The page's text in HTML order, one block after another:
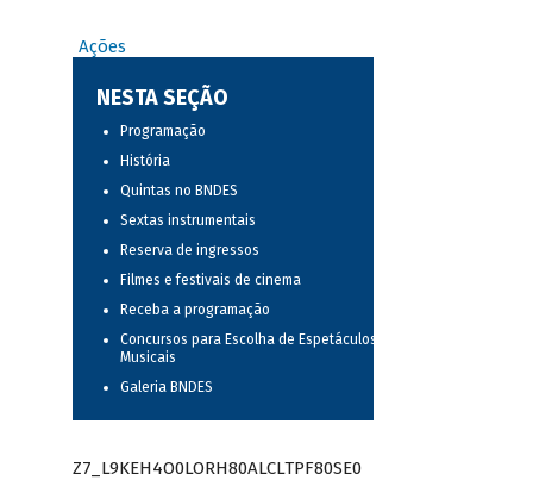
Ações
NESTA SEÇÃO
Programação
História
Quintas no BNDES
Sextas instrumentais
Reserva de ingressos
Filmes e festivais de cinema
Receba a programação
Concursos para Escolha de Espetáculos
Musicais
Galeria BNDES
Z7_L9KEH4O0LORH80ALCLTPF80SE0